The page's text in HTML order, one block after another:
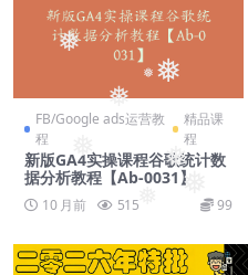
❅
❅
❅
❅
❅❅
❅
❅
FB/Google ads运营教
程
精品课
程
新版GA4实操课程谷歌统计数
据分析教程【Ab-0031】
10 月前 515 99